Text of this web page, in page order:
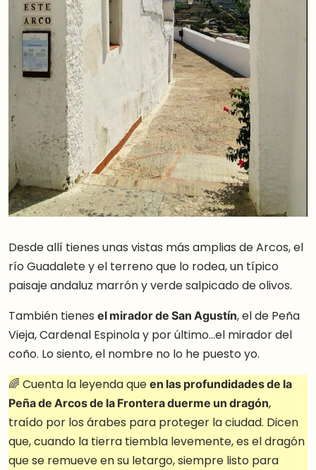
Desde allí tienes unas vistas más amplias de Arcos, el
río Guadalete y el terreno que lo rodea, un típico
paisaje andaluz marrón y verde salpicado de olivos.
También tienes el mirador de San Agustín, el de Peña
Vieja, Cardenal Espinola y por último…el mirador del
coño. Lo siento, el nombre no lo he puesto yo.
🌈 Cuenta la leyenda queen las profundidades de la
Peña de Arcos de la Frontera duerme un dragón,
traído por los árabes para proteger la ciudad. Dicen
que, cuando la tierra tiembla levemente, es el dragón
que se remueve en su letargo, siempre listo para